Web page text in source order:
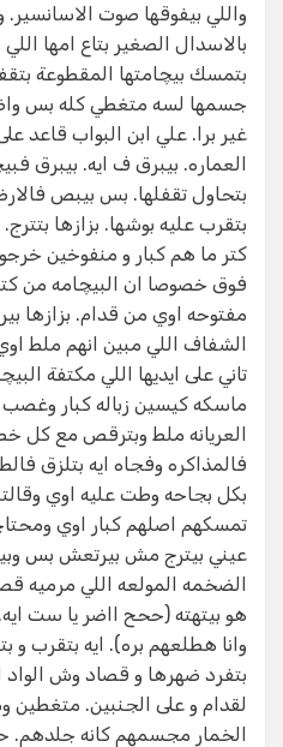
واللي بيفوقها صوت
بالاسدال الصغير بتاع امها
بتمسك بيچامتها المقطوعة
جسمها لسه متغطي كله بس
غير برا. علي ابن البواب قاعد
العماره. بيبرق ف ايه. بيبرق
بتحاول تقفلها. بس بيبص
بتقرب عليه بوشها. بزازها
كتر ما هم كبار و منفوخين
فوق خصوصا ان البيچامه من
مفتوحه اوي من قدام. بزازها
الشفاف اللي مبين انهم ملط
تاني على ايديها اللي مكتفة
ماسكه كيسين زباله كبار وغصب
العريانه ملط وبترقص مع كل
فالمذاكره وفجاه ايه بتلزق
بكل بجاحه وطت عليه اوي
تمسكهم اصلهم كبار اوي
عيني بيترج مش بيرتعش بس
الضخمه المولعه اللي مرميه
هو بيتهته (ححح ااضر يا ست
وانا هطلعهم بره). ايه بتقرب و
بتفرد ضهرها و قصاد وش الواد
لقدام و على الجنبين.
الخمار مجسمهم كانه جلدهم.